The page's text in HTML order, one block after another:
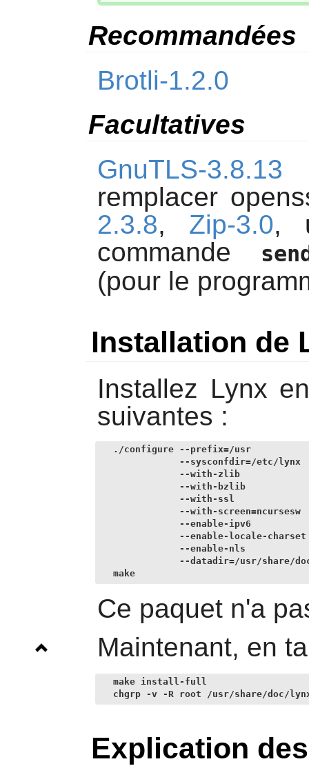
Recommandées
Brotli-1.2.0
Facultatives
GnuTLS-3.8.13
remplacer
2.3.8, Zip-3.0,
commande
(pour le
Installation de
Installez Lynx
suivantes :
./configure --prefix=/usr
--sysconfdir=/etc/lynx
--with-zlib
--with-bzlib
--with-ssl
--with-screen=ncursesw
--enable-ipv6
--enable-locale-charset
--enable-nls
--datadir=/usr/share/
make
Ce paquet n'a
Maintenant, en
make install-full
chgrp -v -R root /usr/share/doc/
Explication